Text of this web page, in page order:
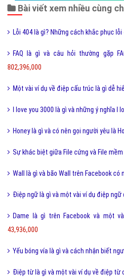
Bài viết xem nhiều cùng
Lỗi 404 là gì? Những cách khắc phục lỗi
FAQ là gì và câu hỏi thường gặp
802,396,000
Một vài ví dụ về điệp cấu trúc là gì dễ
I love you 3000 là gì và những ý nghĩa I
Honey là gì và có nên gọi người yêu là
Sự khác biệt giữa File cứng và File mềm
Wall là gì và bão Wall trên Facebook có
Điệp ngữ là gì và một vài ví dụ điệp ngữ
Dame là gì trên Facebook và một
43,936,000
Yếu bóng vía là gì và cách nhận biết
Điệp từ là gì và một vài ví dụ về điệp từ